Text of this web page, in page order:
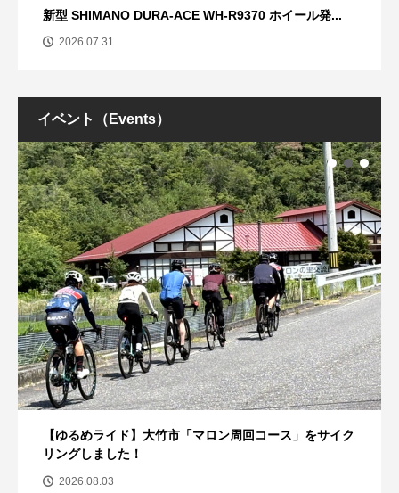
新型 SHIMANO DURA-ACE WH-R9370 ホイール発...
2026.07.31
イベント（Events）
【ゆるめライド】大竹市「マロン周回コース」をサイク
リングしました！
2026.08.03